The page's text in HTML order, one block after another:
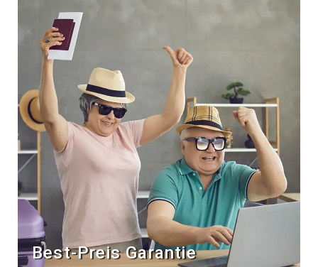
Best-Preis Garantie